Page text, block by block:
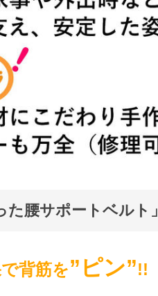
腰サポートベルト」
背筋を”ピン”!!